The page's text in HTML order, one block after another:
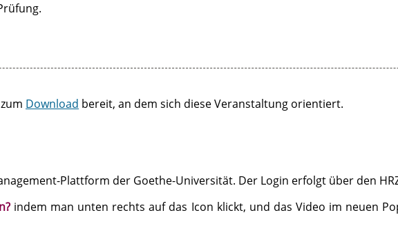
Download bereit, an dem sich diese Veranstaltung orientiert.
Plattform der Goethe-Universität. Der Login erfolgt über den
indem man unten rechts auf das Icon klickt, und das Video im neuen